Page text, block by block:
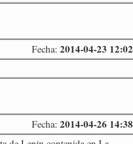
Fecha: 2014-04-23 12:02
Fecha: 2014-04-26 14:38